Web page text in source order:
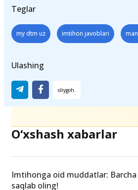
Teglar
my dtm uz
Ulashing
O‘xshash xabarlar